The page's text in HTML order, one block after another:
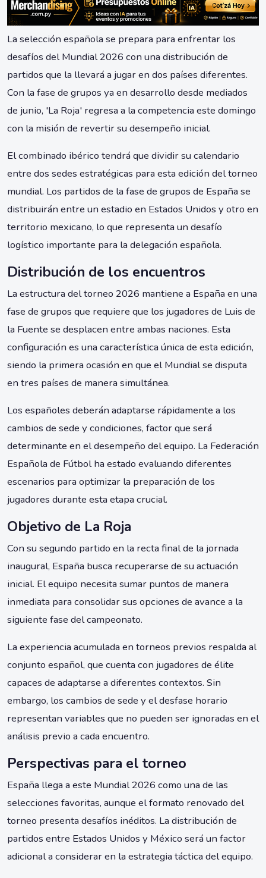
La selección española se prepara para enfrentar los
desafíos del Mundial 2026 con una distribución de
partidos que la llevará a jugar en dos países diferentes.
Con la fase de grupos ya en desarrollo desde mediados
de junio, 'La Roja' regresa a la competencia este domingo
con la misión de revertir su desempeño inicial.
El combinado ibérico tendrá que dividir su calendario
entre dos sedes estratégicas para esta edición del torneo
mundial. Los partidos de la fase de grupos de España se
distribuirán entre un estadio en Estados Unidos y otro en
territorio mexicano, lo que representa un desafío
logístico importante para la delegación española.
Distribución de los encuentros
La estructura del torneo 2026 mantiene a España en una
fase de grupos que requiere que los jugadores de Luis de
la Fuente se desplacen entre ambas naciones. Esta
configuración es una característica única de esta edición,
siendo la primera ocasión en que el Mundial se disputa
en tres países de manera simultánea.
Los españoles deberán adaptarse rápidamente a los
cambios de sede y condiciones, factor que será
determinante en el desempeño del equipo. La Federación
Española de Fútbol ha estado evaluando diferentes
escenarios para optimizar la preparación de los
jugadores durante esta etapa crucial.
Objetivo de La Roja
Con su segundo partido en la recta final de la jornada
inaugural, España busca recuperarse de su actuación
inicial. El equipo necesita sumar puntos de manera
inmediata para consolidar sus opciones de avance a la
siguiente fase del campeonato.
La experiencia acumulada en torneos previos respalda al
conjunto español, que cuenta con jugadores de élite
capaces de adaptarse a diferentes contextos. Sin
embargo, los cambios de sede y el desfase horario
representan variables que no pueden ser ignoradas en el
análisis previo a cada encuentro.
Perspectivas para el torneo
España llega a este Mundial 2026 como una de las
selecciones favoritas, aunque el formato renovado del
torneo presenta desafíos inéditos. La distribución de
partidos entre Estados Unidos y México será un factor
adicional a considerar en la estrategia táctica del equipo.